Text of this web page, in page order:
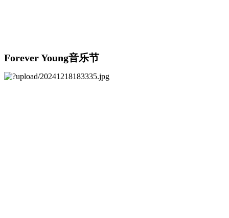
Forever Young音乐节